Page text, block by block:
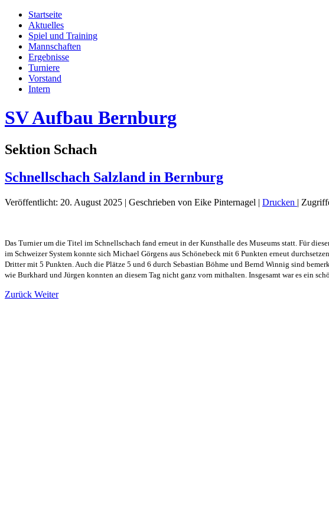
Startseite
Aktuelles
Spiel und Training
Mannschaften
Ergebnisse
Turniere
Vorstand
Intern
SV Aufbau Bernburg
Sektion Schach
Schnellschach Salzland in Bernburg
Veröffentlicht: 20. August 2025 | Geschrieben von Eike Pinternagel | Drucken |
Das Turnier um die Titel im Schnellschach fand erneut in der Kunsthalle des Museums statt. Für
im Schweizer System konnte sich Michael Görgens aus Schönebeck mit 6 Punkten erneut
Dritter mit 5 Punkten. Auch die Plätze 5 und 6 durch Sebastian Böhme und Bernd Winnig sind
wie Burkhard und Jürgen konnten an diesem Tag nicht ganz vorn mithalten. Insgesamt war es ein
Zurück Weiter